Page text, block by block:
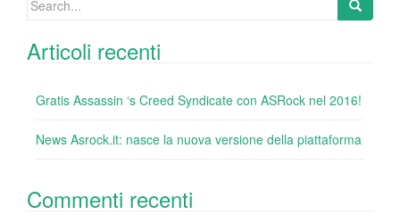
k
Articoli recenti
Gratis Assassin ‘s Creed Syndicate con ASRock nel 2016!
News Asrock.it: nasce la nuova versione della piattaforma
Commenti recenti